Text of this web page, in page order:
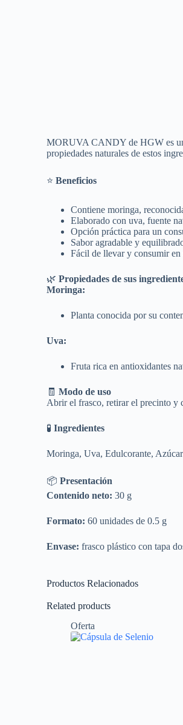
MORUVA CANDY de HGW es un
propiedades naturales de estos
⭐Beneficios
Contiene moringa,
Elaborado con uva, fuente
Opción práctica para un
Sabor agradable y
Fácil de llevar y consumir
🌿Propiedades de sus
Moringa:
Planta conocida por su
Uva:
Fruta rica en antioxidantes
🧾Modo de uso
Abrir el frasco, retirar el precinto y
🧪Ingredientes
Moringa, Uva, Edulcorante,
📦Presentación
Contenido neto: 30 g
Formato: 60 unidades de 0.5 g
Envase: frasco plástico con tapa
Productos Relacionados
Related products
Oferta